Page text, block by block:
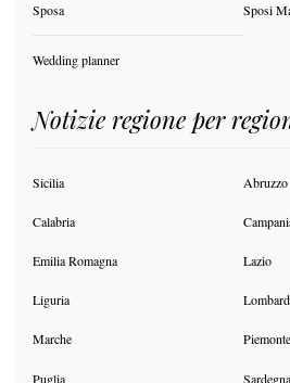
Sposa Sposi
Wedding planner
Notizie regione per
Sicilia Abruzzo
Calabria
Emilia Romagna Lazio
Liguria
Marche Piemonte
Puglia Sardegna